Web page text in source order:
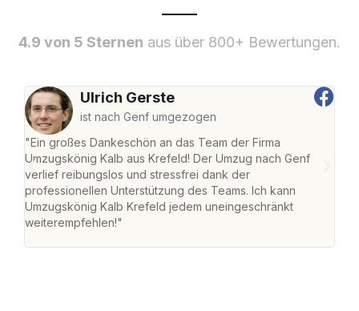
4.9 von 5 Sternen aus über 800+ Bewertungen.
Ulrich Gerste
ist nach Genf umgezogen
"Ein großes Dankeschön an das Team der Firma
Umzugskönig Kalb aus Krefeld! Der Umzug nach Genf
verlief reibungslos und stressfrei dank der
professionellen Unterstützung des Teams. Ich kann
Umzugskönig Kalb Krefeld jedem uneingeschränkt
weiterempfehlen!"